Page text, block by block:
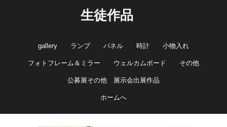
生徒作品
gallery ランプ パネル 時計 小物入れ
フォトフレーム＆ミラー ウェルカムボード その他
公募展その他 展示会出展作品
ホームへ